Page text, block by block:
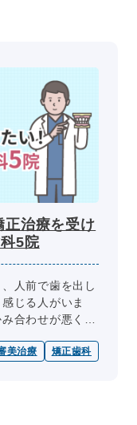
正治療を受け
5院
人前で歯を出し
じる人がいま
合わせが悪くな
びが...
美治療 矯正歯科